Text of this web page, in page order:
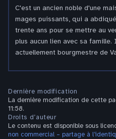
C'est un ancien noble d'une
mages puissants, qui a
trente ans pour se mettre au
plus aucun lien avec sa famille.
actuellement bourgmestre de
Dernière modification
La dernière modification de cette
11:58.
Droits d’auteur
Le contenu est disponible sous
non commercial – partage à